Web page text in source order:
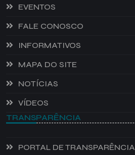
EVENTOS
FALE CONOSCO
INFORMATIVOS
MAPA DO SITE
NOTÍCIAS
VÍDEOS
TRANSPARÊNCIA
PORTAL DE TRANSPARÊNCIA